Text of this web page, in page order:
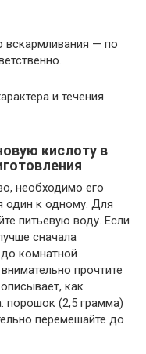
вскармливания — по
и течения
кислоту в
необходимо его
один к одному. Для
питьевую воду. Если
сначала
комнатной
прочтите
как
порошок (2,5 грамма)
перемешайте до